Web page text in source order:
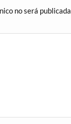
no será publicada.